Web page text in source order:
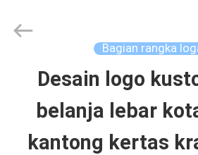
RUMAH
PRODUK
Bagian rangka
Desain logo
belanja lebar
kantong kertas